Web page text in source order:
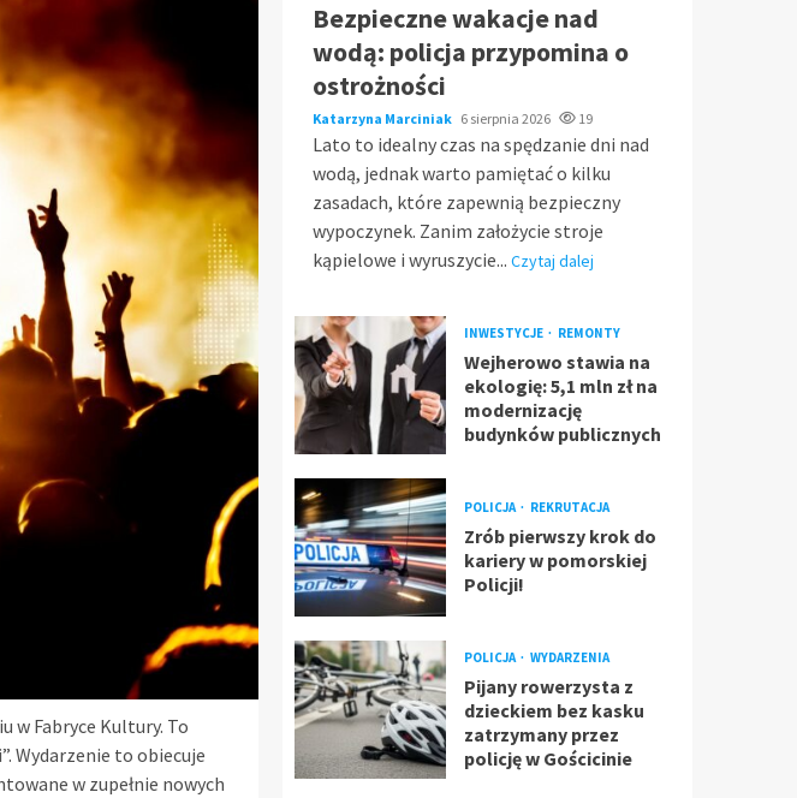
w Fabryce Kultury. To
Wydarzenie to obiecuje
w zupełnie nowych
Bezpieczne wakacje nad
wodą: policja przypomina o
ostrożności
Katarzyna Marciniak 6 sierpnia 2026 19
Lato to idealny czas na spędzanie dni nad
wodą, jednak warto pamiętać o kilku
zasadach, które zapewnią bezpieczny
wypoczynek. Zanim założycie stroje
kąpielowe i wyruszycie... Czytaj dalej
INWESTYCJE REMONTY
Wejherowo stawia na
ekologię: 5,1 mln zł na
modernizację
budynków publicznych
POLICJA REKRUTACJA
Zrób pierwszy krok do
kariery w pomorskiej
Policji!
POLICJA WYDARZENIA
Pijany rowerzysta z
dzieckiem bez kasku
zatrzymany przez
policję w Gościcinie